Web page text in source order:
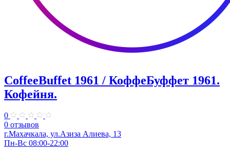
CoffeeBuffet 1961 / КоффеБуффет 1961.
Кофейня.
0
0 отзывов
г.Махачкала, ул.Азиза Алиева, 13
Пн-Вс 08:00-22:00